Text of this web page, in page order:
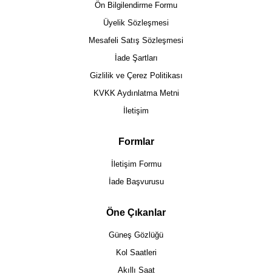
Ön Bilgilendirme Formu
Üyelik Sözleşmesi
Mesafeli Satış Sözleşmesi
İade Şartları
Gizlilik ve Çerez Politikası
KVKK Aydınlatma Metni
İletişim
Formlar
İletişim Formu
İade Başvurusu
Öne Çıkanlar
Güneş Gözlüğü
Kol Saatleri
Akıllı Saat